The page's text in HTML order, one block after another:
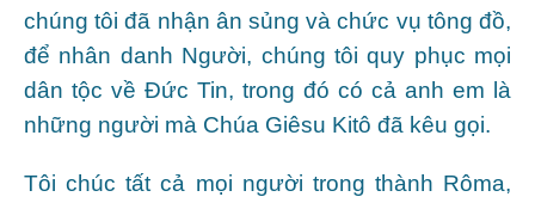
chúng tôi đã nhận ân sủng và chức vụ tông đồ,
để nhân danh Người, chúng tôi quy phục mọi
dân tộc về Ðức Tin, trong đó có cả anh em là
những người mà Chúa Giêsu Kitô đã kêu gọi.
Tôi chúc tất cả mọi người trong thành Rôma,